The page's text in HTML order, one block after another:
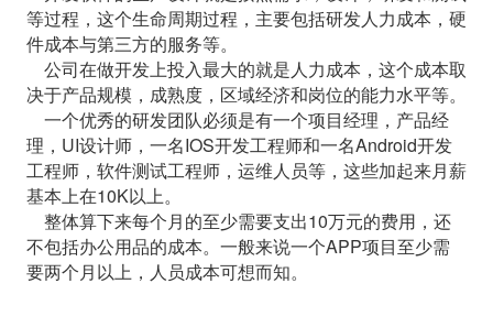
等过程，这个生命周期过程，主要包括研发人力成本，硬
件成本与第三方的服务等。
公司在做开发上投入最大的就是人力成本，这个成本取
决于产品规模，成熟度，区域经济和岗位的能力水平等。
一个优秀的研发团队必须是有一个项目经理，产品经
理，UI设计师，一名IOS开发工程师和一名Android开发
工程师，软件测试工程师，运维人员等，这些加起来月薪
基本上在10K以上。
整体算下来每个月的至少需要支出10万元的费用，还
不包括办公用品的成本。一般来说一个APP项目至少需
要两个月以上，人员成本可想而知。